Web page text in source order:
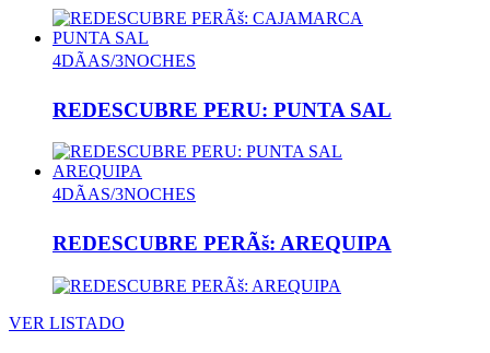
PUNTA SAL
4DÃAS/3NOCHES
REDESCUBRE PERU: PUNTA SAL
AREQUIPA
4DÃAS/3NOCHES
REDESCUBRE PERÃš: AREQUIPA
VER LISTADO